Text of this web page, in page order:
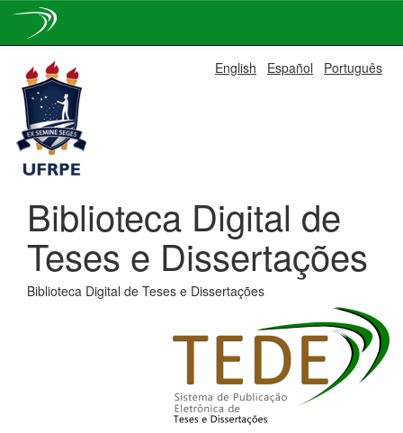
navigation
English Español Português
Biblioteca Digital de
Teses e Dissertações
Biblioteca Digital de Teses e Dissertações